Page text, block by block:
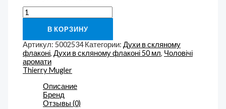
В КОРЗИНУ
Артикул:5002534 Категории:Духи в скляному
флаконі,Духи в скляному флаконі 50 мл, Чоловічі
аромати
Thierry Mugler
Описание
Бренд
Отзывы (0)